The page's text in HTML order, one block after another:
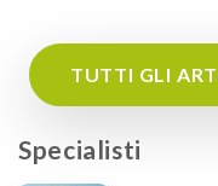
TUTTI GLI
Specialisti